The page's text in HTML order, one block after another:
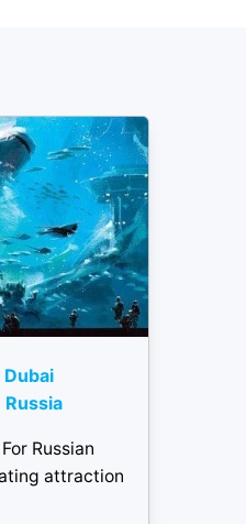
Russian
attraction